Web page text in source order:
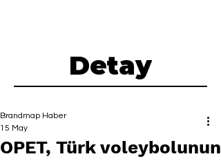
Detay
OPET, Türk voleybolunun
Brandmap Haber
15 May